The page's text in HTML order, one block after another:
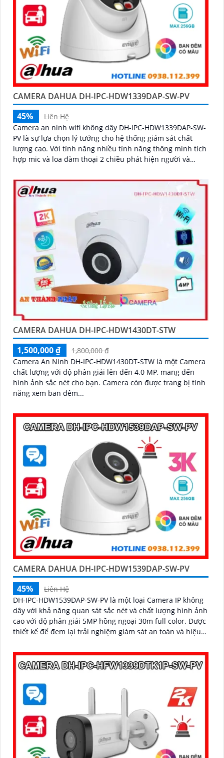
CAMERA DAHUA DH-IPC-HDW1339DAP-SW-PV
45%
Liên Hệ
Camera an ninh wifi không dây DH-IPC-HDW1339DAP-SW-
PV là sự lựa chọn lý tưởng cho hệ thống giám sát chất
lượng cao. Với tính năng nhiều tính năng thông minh tích
hợp mic và loa đàm thoại 2 chiều phát hiện người và
bảo vệ an toàn cho ngôi nhà hoặc văn phòng của bạn
CAMERA DAHUA DH-IPC-HDW1430DT-STW
1,500,000 ₫
1,800,000 ₫
Camera An Ninh DH-IPC-HDW1430DT-STW là một Camera
chất lượng với độ phân giải lên đến 4.0 MP, mang đến
hình ảnh sắc nét cho bạn. Camera còn được trang bị tính
năng xem ban đêm...
CAMERA DAHUA DH-IPC-HDW1539DAP-SW-PV
45%
Liên Hệ
DH-IPC-HDW1539DAP-SW-PV là một loại Camera IP không
dây với khả năng quan sát sắc nét và chất lượng hình ảnh
cao với độ phân giải 5MP hồng ngoại 30m full color. Được
thiết kế để đem lại trải nghiệm giám sát an toàn và hiệu
hiện phương tiện